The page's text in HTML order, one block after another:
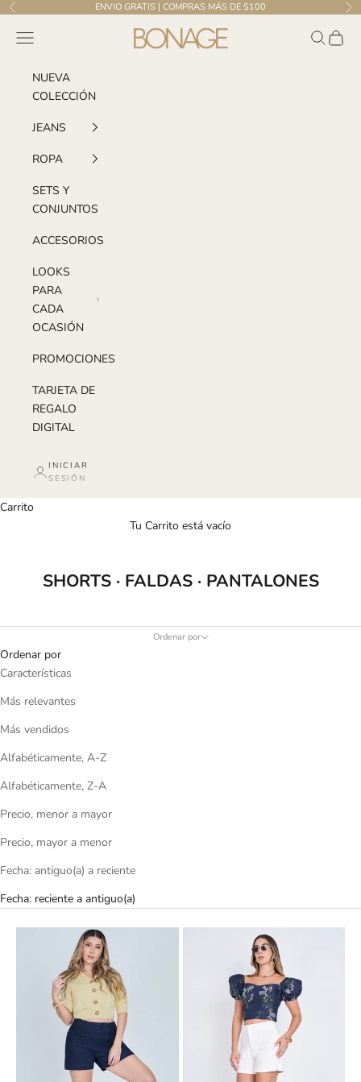
Ir al contenido
Anterior ENVIO GRATIS | COMPRAS MÁS DE $100
Bonage | El Salvador
Menú Buscar
Carrito
NUEVA
COLECCIÓN
JEANS
ROPA
SETS Y
CONJUNTOS
ACCESORIOS
LOOKS
PARA
CADA
OCASIÓN
PROMOCIONES
TARJETA DE
REGALO
DIGITAL
INICIAR
SESIÓN
Carrito
Tu Carrito está vacío
SHORTS · FALDAS · PANTALONES
Ordenar por
Ordenar por
Características
Más relevantes
Más vendidos
Alfabéticamente, A-Z
Alfabéticamente, Z-A
Precio, menor a mayor
Precio, mayor a menor
Fecha: antiguo(a) a reciente
Fecha: reciente a antiguo(a)